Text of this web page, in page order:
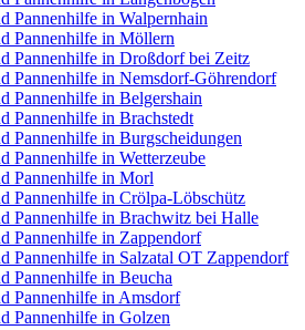
Pannenhilfe in Walpernhain
Pannenhilfe in Möllern
Pannenhilfe in Droßdorf bei Zeitz
Pannenhilfe in Nemsdorf-Göhrendorf
Pannenhilfe in Belgershain
Pannenhilfe in Brachstedt
Pannenhilfe in Burgscheidungen
Pannenhilfe in Wetterzeube
Pannenhilfe in Morl
Pannenhilfe in Crölpa-Löbschütz
Pannenhilfe in Brachwitz bei Halle
Pannenhilfe in Zappendorf
Pannenhilfe in Salzatal OT Zappendorf
Pannenhilfe in Beucha
Pannenhilfe in Amsdorf
Pannenhilfe in Golzen